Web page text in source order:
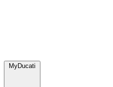
MyDucati